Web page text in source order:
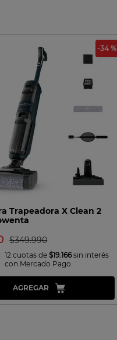
-34 %
Trapeadora X Clean 2
349.990
12 cuotas de $19.166sin interés
con Mercado Pago
AGREGAR